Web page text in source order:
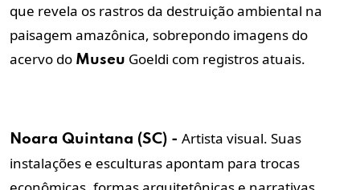
que revela os rastros da destruição ambiental na
paisagem amazônica, sobrepondo imagens do
acervo do Museu Goeldi com registros atuais.
Noara Quintana (SC) - Artista visual. Suas
instalações e esculturas apontam para trocas